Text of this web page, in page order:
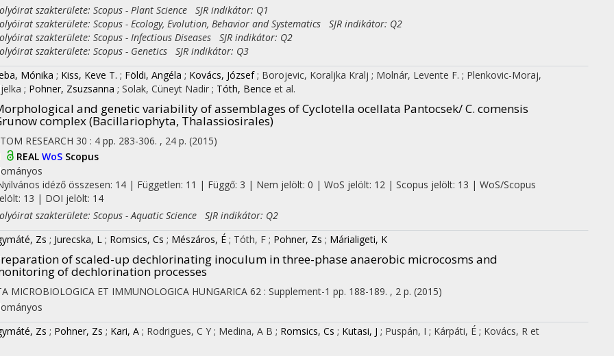
szakterülete: Scopus - Plant Science SJR indikátor: Q1
szakterülete: Scopus - Ecology, Evolution, Behavior and Systematics SJR indikátor: Q2
szakterülete: Scopus - Infectious Diseases SJR indikátor: Q2
szakterülete: Scopus - Genetics SJR indikátor: Q3
Mónika ; Kiss, Keve T. ; Földi, Angéla ; Kovács, József ; Borojevic, Koraljka Kralj ; Molnár, Levente F. ; Plenkovic-Moraj,
; Pohner, Zsuzsanna ; Solak, Cüneyt Nadir ; Tóth, Bence et al.
and genetic variability of assemblages of Cyclotella ocellata Pantocsek/ C. comensis
complex (Bacillariophyta, Thalassiosirales)
RESEARCH 30 : 4 pp. 283-306. , 24 p. (2015)
REAL WoS Scopus
idéző összesen: 14| Független: 11 | Függő: 3 | Nem jelölt: 0 | WoS jelölt: 12 | Scopus jelölt: 13 | WoS/Scopus
13 | DOI jelölt: 14
szakterülete: Scopus - Aquatic Science SJR indikátor: Q2
Zs ; Jurecska, L ; Romsics, Cs ; Mészáros, É ; Tóth, F ; Pohner, Zs ; Márialigeti, K
of scaled-up dechlorinating inoculum in three-phase anaerobic microcosms and
of dechlorination processes
MICROBIOLOGICA ET IMMUNOLOGICA HUNGARICA 62 : Supplement-1 pp. 188-189. , 2 p. (2015)
Zs ; Pohner, Zs ; Kari, A ; Rodrigues, C Y ; Medina, A B ; Romsics, Cs ; Kutasi, J ; Puspán, I ; Kárpáti, É ; Kovács, R et